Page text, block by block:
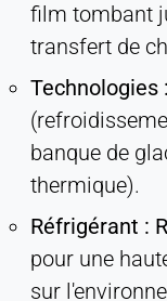
film tombant
transfert de
Technologies :
banque de
thermique).
Réfrigérant :
pour une
sur